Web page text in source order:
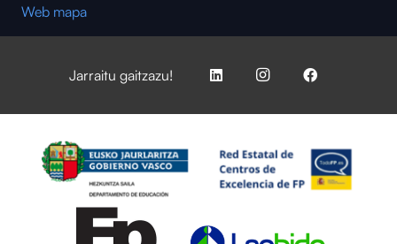
Web mapa
Jarraitu gaitzazu!